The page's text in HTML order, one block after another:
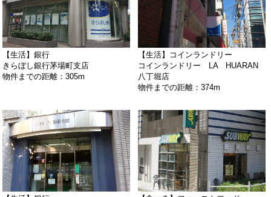
【生活】銀行
きらぼし銀行茅場町支店
物件までの距離：305m
【生活】コインランドリー
コインランドリー LA HUARAN
八丁堀店
物件までの距離：374m